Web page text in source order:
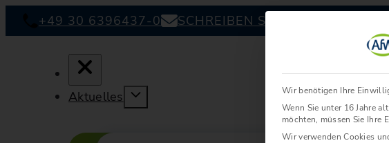
+49 30 6396437-0 SCHREIBEN SIE UNS
Aktuelles
Wir benötigen Ihre
Wenn Sie unter 16 Jahre
möchten, müssen Sie Ihre
Wir verwenden Cookies